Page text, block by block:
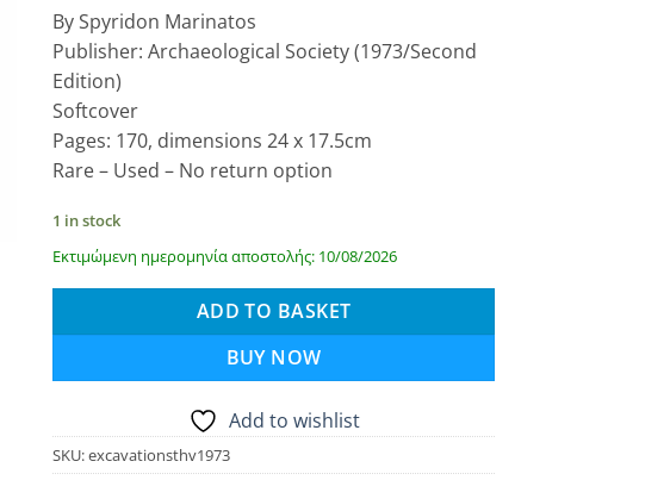
By Spyridon Marinatos
Publisher: Archaeological Society (1973/Second
Edition)
Softcover
Pages: 170, dimensions 24 x 17.5cm
Rare – Used – No return option
1 in stock
Εκτιμώμενη ημερομηνία αποστολής: 10/08/2026
ADD TO BASKET
BUY NOW
Add to wishlist
SKU:excavationsthv1973